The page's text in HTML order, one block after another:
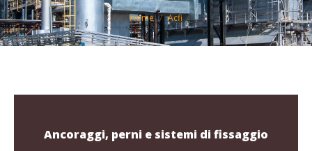
You are here: Home Acfi
Ancoraggi, perni e sistemi di fissaggio